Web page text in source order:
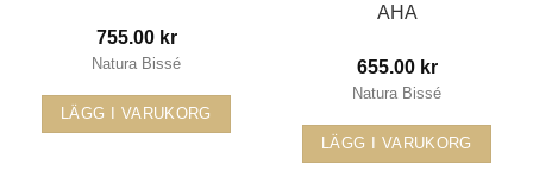
755.00 kr
Natura Bissé
LÄGG I VARUKORG
AHA
655.00 kr
Natura Bissé
LÄGG I VARUKORG